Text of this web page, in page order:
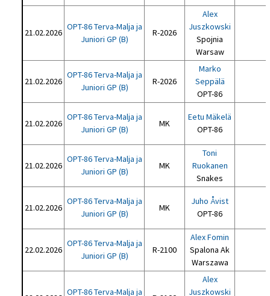
21.02.2026
OPT-86 Terva-Malja ja
Juniori GP (B)
R-2026
Alex
Juszkowski
Spojnia
Warsaw
21.02.2026
OPT-86 Terva-Malja ja
Juniori GP (B)
R-2026
Marko
Seppälä
OPT-86
21.02.2026
OPT-86 Terva-Malja ja
Juniori GP (B)
MK
Eetu Mäkelä
OPT-86
21.02.2026
OPT-86 Terva-Malja ja
Juniori GP (B)
MK
Toni
Ruokanen
Snakes
21.02.2026
OPT-86 Terva-Malja ja
Juniori GP (B)
MK
Juho Åvist
OPT-86
22.02.2026
OPT-86 Terva-Malja ja
Juniori GP (B)
R-2100
Alex Fomin
Spalona Ak
Warszawa
OPT-86 Terva-Malja ja
Alex
Juszkowski